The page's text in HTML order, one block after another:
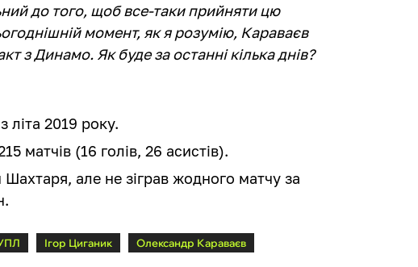
до того, щоб все-таки прийняти цю
момент, як я розумію, Караваєв
з Динамо. Як буде за останні кілька днів?
літа 2019 року.
матчів (16 голів, 26 асистів).
але не зіграв жодного матчу за
Ігор Циганик Олександр Караваєв